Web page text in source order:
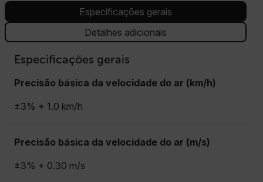
Especificações gerais
Detalhes adicionais
Especificações gerais
Precisão básica da velocidade do ar (km/h)
±3% + 1.0 km/h
Precisão básica da velocidade do ar (m/s)
±3% + 0.30 m/s